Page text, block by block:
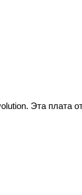
Эта плата